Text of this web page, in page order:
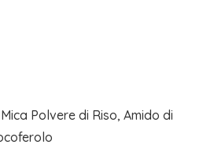
Polvere di Riso, Amido di